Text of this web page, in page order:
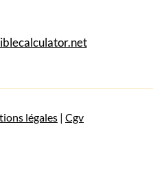
légales | Cgv